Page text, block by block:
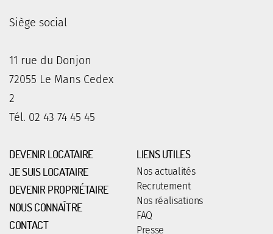
Siège social
11 rue du Donjon
72055 Le Mans Cedex
2
Tél. 02 43 74 45 45
DEVENIR LOCATAIRE
JE SUIS LOCATAIRE
DEVENIR PROPRIÉTAIRE
NOUS CONNAÎTRE
CONTACT
LIENS UTILES
Nos actualités
Recrutement
Nos réalisations
FAQ
Presse